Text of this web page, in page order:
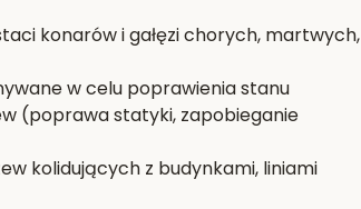
konarów i gałęzi chorych, martwych,
w celu poprawienia stanu
(poprawa statyki, zapobieganie
kolidujących z budynkami, liniami